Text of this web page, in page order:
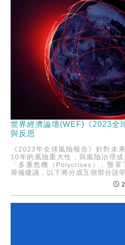
世界經濟論壇(WEF)《2023全
與反思
《2023年全球風險報告》針對未
10年的風險重大性，與風險治理
「多重危機（Polycrises）」壟
籌備建議，以下將分成五個部分說明